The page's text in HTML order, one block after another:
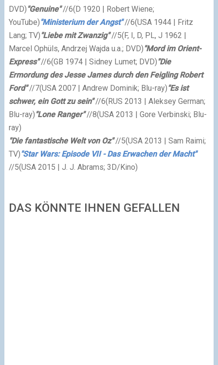
DVD)"Genuine"//6(D 1920 | Robert Wiene;
YouTube)"Ministerium der Angst"//6(USA 1944 | Fritz
Lang; TV)"Liebe mit Zwanzig"//5(F, I, D, PL, J 1962 |
Marcel Ophüls, Andrzej Wajda u.a.; DVD)"Mord im Orient-
Express"//6(GB 1974 | Sidney Lumet; DVD)"Die
Ermordung des Jesse James durch den Feigling Robert
Ford"//7(USA 2007 | Andrew Dominik; Blu-ray)"Es ist
schwer, ein Gott zu sein"//6(RUS 2013 | Aleksey German;
Blu-ray)"Lone Ranger"//8(USA 2013 | Gore Verbinski; Blu-
ray)
"Die fantastische Welt von Oz"//5(USA 2013 | Sam Raimi;
TV)"Star Wars: Episode VII - Das Erwachen der Macht"
//5(USA 2015 | J. J. Abrams; 3D/Kino)
DAS KÖNNTE IHNEN GEFALLEN